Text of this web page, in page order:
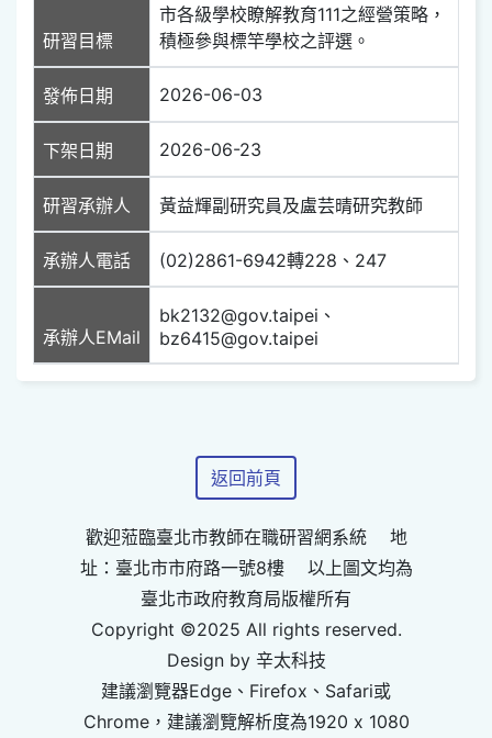
研習目標
市各級學校瞭解教育111之經營策略，
積極參與標竿學校之評選。
發佈日期 2026-06-03
下架日期 2026-06-23
研習承辦人 黃益輝副研究員及盧芸晴研究教師
承辦人電話 (02)2861-6942轉228、247
承辦人EMail
bk2132@gov.taipei、
bz6415@gov.taipei
返回前頁
歡迎蒞臨臺北市教師在職研習網系統 地
址：臺北市市府路一號8樓 以上圖文均為
臺北市政府教育局版權所有
Copyright ©2025 All rights reserved.
Design by 辛太科技
建議瀏覽器Edge、Firefox、Safari或
Chrome，建議瀏覽解析度為1920 x 1080